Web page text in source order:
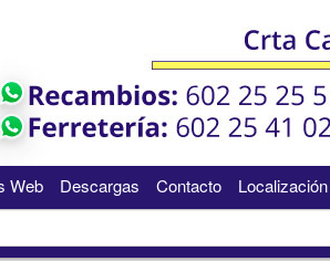
Web Descargas Contacto Localización